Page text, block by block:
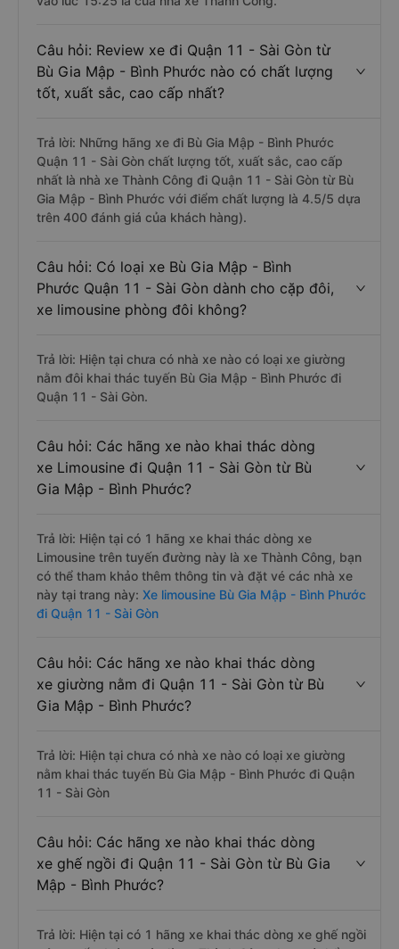
Câu hỏi: Review xe đi Quận 11 - Sài Gòn từ
Bù Gia Mập - Bình Phước nào có chất lượng
tốt, xuất sắc, cao cấp nhất?
Trả lời: Những hãng xe đi Bù Gia Mập - Bình Phước
Quận 11 - Sài Gòn chất lượng tốt, xuất sắc, cao cấp
nhất là nhà xe Thành Công đi Quận 11 - Sài Gòn từ Bù
Gia Mập - Bình Phước với điểm chất lượng là 4.5/5 dựa
trên 400 đánh giá của khách hàng).
Câu hỏi: Có loại xe Bù Gia Mập - Bình
Phước Quận 11 - Sài Gòn dành cho cặp đôi,
xe limousine phòng đôi không?
Trả lời: Hiện tại chưa có nhà xe nào có loại xe giường
nằm đôi khai thác tuyến Bù Gia Mập - Bình Phước đi
Quận 11 - Sài Gòn.
Câu hỏi: Các hãng xe nào khai thác dòng
xe Limousine đi Quận 11 - Sài Gòn từ Bù
Gia Mập - Bình Phước?
Trả lời: Hiện tại có 1 hãng xe khai thác dòng xe
Limousine trên tuyến đường này là xe Thành Công, bạn
có thể tham khảo thêm thông tin và đặt vé các nhà xe
này tại trang này: Xe limousine Bù Gia Mập - Bình Phước
đi Quận 11 - Sài Gòn
Câu hỏi: Các hãng xe nào khai thác dòng
xe giường nằm đi Quận 11 - Sài Gòn từ Bù
Gia Mập - Bình Phước?
Trả lời: Hiện tại chưa có nhà xe nào có loại xe giường
nằm khai thác tuyến Bù Gia Mập - Bình Phước đi Quận
11 - Sài Gòn
Câu hỏi: Các hãng xe nào khai thác dòng
xe ghế ngồi đi Quận 11 - Sài Gòn từ Bù Gia
Mập - Bình Phước?
Trả lời: Hiện tại có 1 hãng xe khai thác dòng xe ghế ngồi